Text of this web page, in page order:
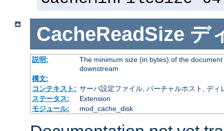
CacheReadSize デ
説明:
The minimum size (in bytes) of the
downstream
構文:
コンテキスト: サーバ設定ファイル, バーチャルホスト, ディ
ステータス:
Extension
モジュール:
mod_cache_disk